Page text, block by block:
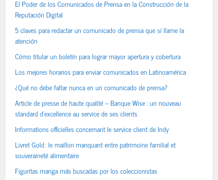
El Poder de los Comunicados de Prensa en la Construcción de la
Reputación Digital
5 claves para redactar un comunicado de prensa que sí llame la
atención
Cómo titular un boletín para lograr mayor apertura y cobertura
Los mejores horarios para enviar comunicados en Latinoamérica
¿Qué no debe faltar nunca en un comunicado de prensa?
Article de presse de haute qualité – Banque Wise : un nouveau
standard d’excellence au service de ses clients
Informations officielles concernant le service client de Indy
Livret Gold : le maillon manquant entre patrimoine familial et
souveraineté alimentaire
Figuritas manga más buscadas por los coleccionistas